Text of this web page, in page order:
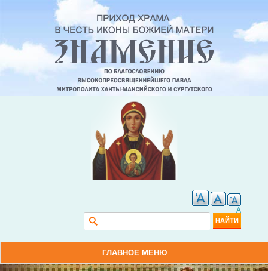
A
Форма поиска
ГЛАВНОЕ МЕНЮ